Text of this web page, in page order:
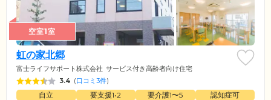
空室1室
虹の家北郷
富士ライフサポート株式会社 サービス付き高齢者向け住宅
3.4 (口コミ3件)
自立 要支援1•2 要介護1〜5
認知症可